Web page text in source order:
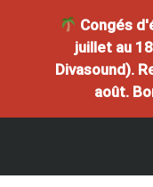
Congés
juillet au
Divasound).
août.